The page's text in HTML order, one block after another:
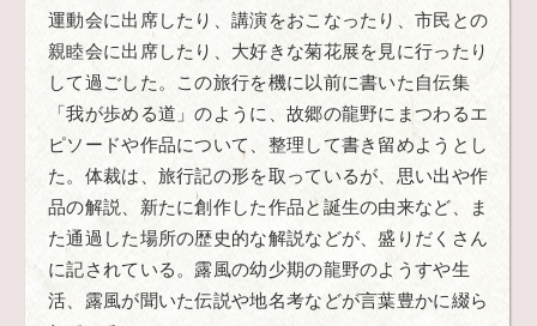
運動会に出席したり、講演をおこなったり、市民との
親睦会に出席したり、大好きな菊花展を見に行ったり
して過ごした。この旅行を機に以前に書いた自伝集
「我が歩める道」のように、故郷の龍野にまつわるエ
ピソードや作品について、整理して書き留めようとし
た。体裁は、旅行記の形を取っているが、思い出や作
品の解説、新たに創作した作品と誕生の由来など、ま
た通過した場所の歴史的な解説などが、盛りだくさん
に記されている。露風の幼少期の龍野のようすや生
活、露風が聞いた伝説や地名考などが言葉豊かに綴ら